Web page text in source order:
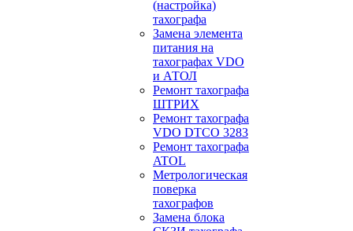
(настройка)
тахографа
Замена элемента
питания на
тахографах VDO
и АТОЛ
Ремонт тахографа
ШТРИХ
Ремонт тахографа
VDO DTCO 3283
Ремонт тахографа
ATOL
Метрологическая
поверка
тахографов
Замена блока